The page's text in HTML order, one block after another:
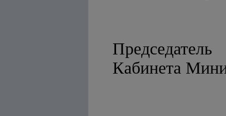
Председатель